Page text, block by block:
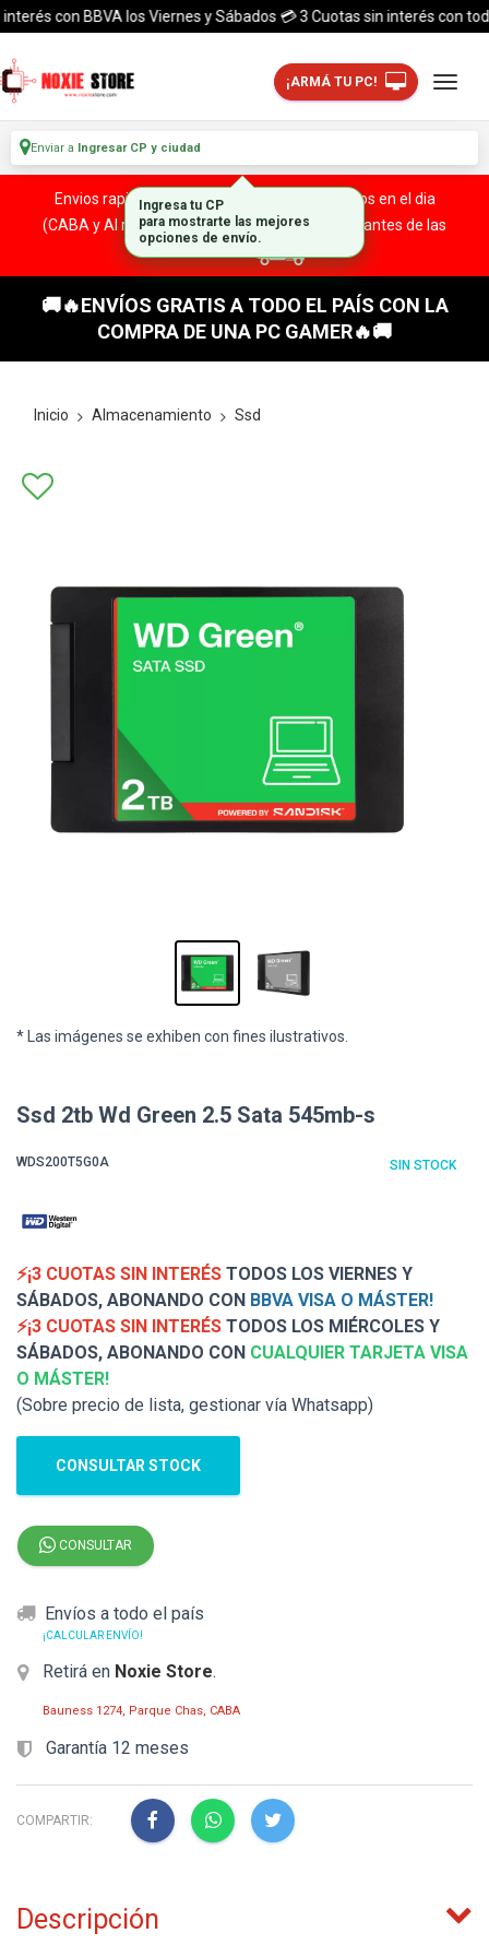
con BBVA los Viernes y Sábados 💳 3 Cuotas sin interés con
¡ARMÁ TU PC!
Enviar a Ingresar CP y ciudad
Envios rapidos y seguros a todo el pais. ¡ Envios en el dia
(CABA y Al rededores) Acreditando tu compra antes de las
🚚🔥ENVÍOS GRATIS A TODO EL PAÍS CON LA
COMPRA DE UNA PC GAMER🔥🚚
Inicio Almacenamiento Ssd
* Las imágenes se exhiben con fines ilustrativos.
Ssd 2tb Wd Green 2.5 Sata 545mb-s
WDS200T5G0A SIN STOCK
⚡¡3 CUOTAS SIN INTERÉS TODOS LOS VIERNES Y
SÁBADOS, ABONANDO CON BBVA VISA O MÁSTER!
⚡¡3 CUOTAS SIN INTERÉS TODOS LOS MIÉRCOLES Y
SÁBADOS, ABONANDO CON CUALQUIER TARJETA VISA
O MÁSTER!
(Sobre precio de lista, gestionar vía Whatsapp)
CONSULTAR STOCK
CONSULTAR
Envíos a todo el país
¡CALCULAR ENVÍO!
Retirá en Noxie Store.
Bauness 1274, Parque Chas, CABA
Garantía 12 meses
COMPARTIR:
Descripción
Ingresa tu CP
para mostrarte las mejores
opciones de envío.